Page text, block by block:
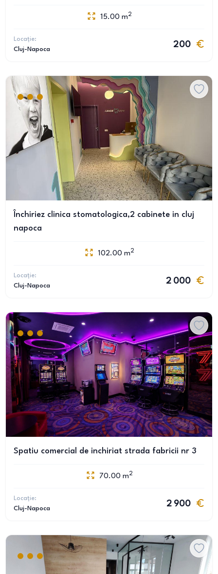
15.00 m2
Locație:
Cluj-Napoca
200
Închiriez clinica stomatologica,2 cabinete in cluj
napoca
102.00 m2
Locație:
Cluj-Napoca
2 000
Spatiu comercial de inchiriat strada fabricii nr 3
70.00 m2
Locație:
Cluj-Napoca
2 900